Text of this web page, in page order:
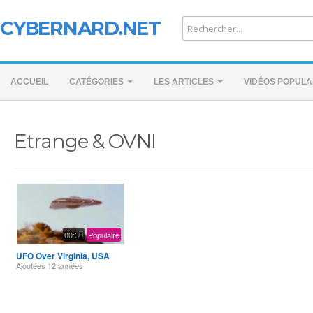
CYBERNARD.NET
ACCUEIL CATÉGORIES LES ARTICLES VIDÉOS
Etrange & OVNI
00:30 Populaire
UFO Over Virginia, USA
Ajoutées 12 années